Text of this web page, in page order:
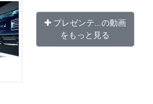
プレゼンテ...の動画
をもっと見る